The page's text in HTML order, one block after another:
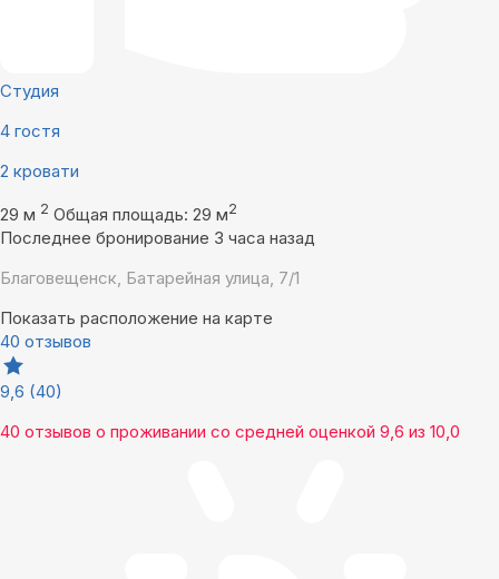
Студия
4 гостя
2 кровати
29 м 2 Общая площадь: 29 м2
Последнее бронирование 3 часа назад
Благовещенск, Батарейная улица, 7/1
Показать расположение на карте
40 отзывов
9,6 (40)
40 отзывов о проживании со средней оценкой 9,6 из 10,0